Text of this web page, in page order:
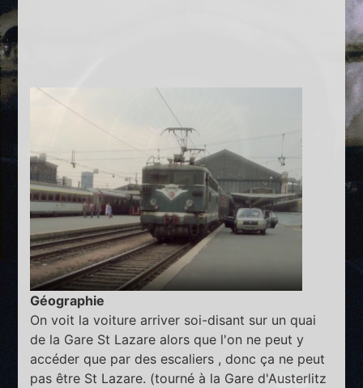
Géographie
On voit la voiture arriver soi-disant sur un quai
de la Gare St Lazare alors que l'on ne peut y
accéder que par des escaliers , donc ça ne peut
pas être St Lazare. (tourné à la Gare d'Austerlitz